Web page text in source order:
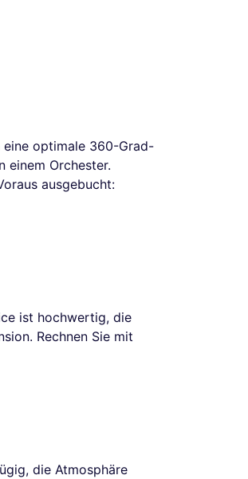
eine optimale 360-Grad-
einem Orchester.
ausgebucht:
ist hochwertig, die
Rechnen Sie mit
die Atmosphäre